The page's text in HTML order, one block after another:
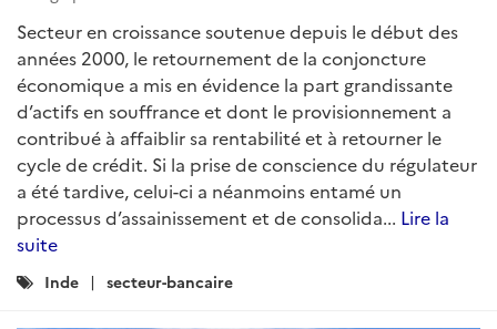
Secteur en croissance soutenue depuis le début des
années 2000, le retournement de la conjoncture
économique a mis en évidence la part grandissante
d’actifs en souffrance et dont le provisionnement a
contribué à affaiblir sa rentabilité et à retourner le
cycle de crédit. Si la prise de conscience du régulateur
a été tardive, celui-ci a néanmoins entamé un
processus d’assainissement et de consolida... Lire la
suite
Catégories
Inde secteur-bancaire